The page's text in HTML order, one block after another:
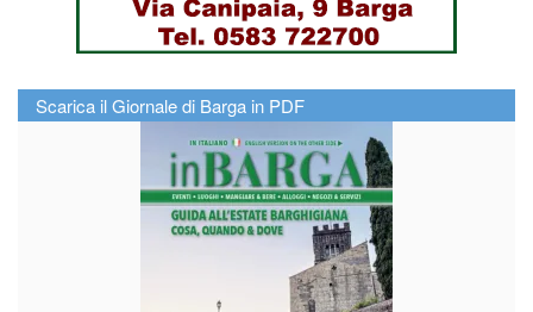
Scarica il Giornale di Barga in PDF